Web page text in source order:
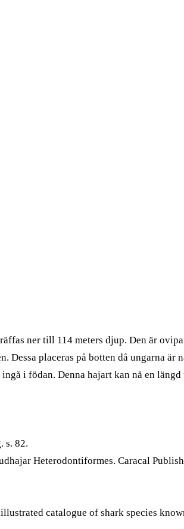
ner till 114 meters djup. Den är
placeras på botten då ungarna är
i födan. Denna hajart kan nå en längd
s. 82.
Heterodontiformes. Caracal
catalogue of shark species